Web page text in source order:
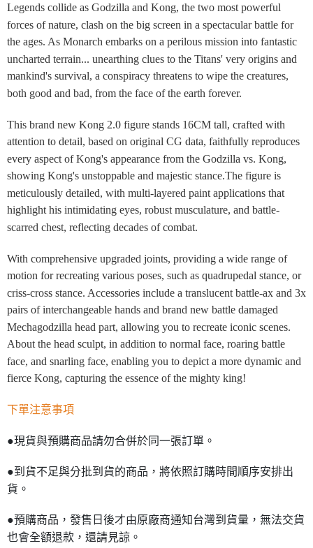
Legends collide as Godzilla and Kong, the two most powerful
forces of nature, clash on the big screen in a spectacular battle for
the ages. As Monarch embarks on a perilous mission into fantastic
uncharted terrain... unearthing clues to the Titans' very origins and
mankind's survival, a conspiracy threatens to wipe the creatures,
both good and bad, from the face of the earth forever.
This brand new Kong 2.0 figure stands 16CM tall, crafted with
attention to detail, based on original CG data, faithfully reproduces
every aspect of Kong's appearance from the Godzilla vs. Kong,
showing Kong's unstoppable and majestic stance.The figure is
meticulously detailed, with multi-layered paint applications that
highlight his intimidating eyes, robust musculature, and battle-
scarred chest, reflecting decades of combat.
With comprehensive upgraded joints, providing a wide range of
motion for recreating various poses, such as quadrupedal stance, or
criss-cross stance. Accessories include a translucent battle-ax and 3x
pairs of interchangeable hands and brand new battle damaged
Mechagodzilla head part, allowing you to recreate iconic scenes.
About the head sculpt, in addition to normal face, roaring battle
face, and snarling face, enabling you to depict a more dynamic and
fierce Kong, capturing the essence of the mighty king!
下單注意事項
●現貨與預購商品請勿合併於同一張訂單。
●到貨不足與分批到貨的商品，將依照訂購時間順序安排出
貨。
●預購商品，發售日後才由原廠商通知台灣到貨量，無法交貨
也會全額退款，還請見諒。